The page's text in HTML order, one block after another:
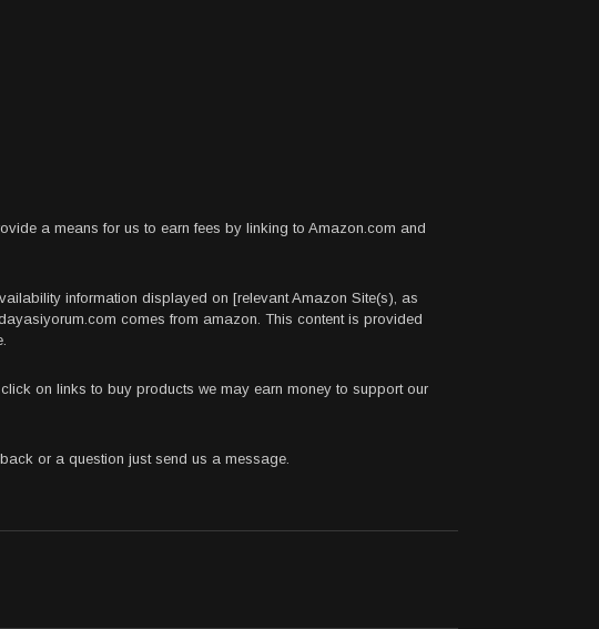
a means for us to earn fees by linking to Amazon.com and
information displayed on [relevant Amazon Site(s), as
comes from amazon. This content is provided
on links to buy products we may earn money to support our
or a question just send us a message.